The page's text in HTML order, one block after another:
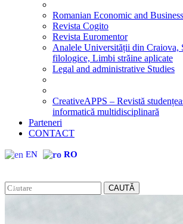
Romanian Economic and
Revista Cogito
Revista Euromentor
Analele Universității din Craiova,
filologice, Limbi străine aplicate
Legal and administrative Studies
CreativeAPPS – Revistă
informatică multidisciplinară
Parteneri
CONTACT
EN RO
CAUTĂ